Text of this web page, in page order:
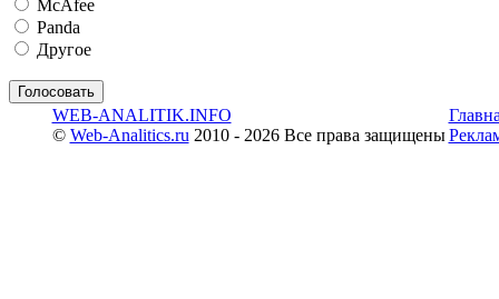
McAfee
Panda
Другое
WEB-ANALITIK.INFO
© Web-Analitics.ru 2010 - 2026 Все права защищены